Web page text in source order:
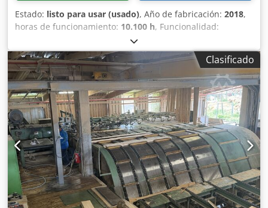
Estado: listo para usar (usado), Año de fabricación: 2018,
horas de funcionamiento: 10.100 h, Funcionalidad:
, tipo de corriente de entrada:
trifásico, longitud de corte (máx.):8.000 mm, peso total:
19.000 kg, altura de corte (máx.):800 mm , corriente de
entrada:250 A, tensión de entrada:400 V, ancho de la
hoja de sierra:500 mm, diámetro sierra principal:500
mm, Equipamiento:cabina, marcador, sistema de
lubricación centralizada, - Sierra circular para troncos,
totalmente funcional - diámetro máximo de tronco 800
mm, longitud máxima 6 m, piezas individuales hasta 8 m -
tamaño máximo de la madera 180/180 mm, en modo de
tablero ancho 310/180 mm - clasificación automática de la
madera Dksdpjyc Ncrsfx Aahor - el precio incluye
alimentador de troncos, 2x cintas transportadoras de
evacuación y 1x cinta clasificadora
Clasificado